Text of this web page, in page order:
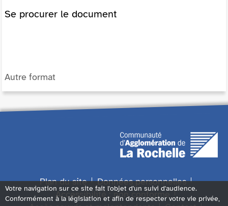
Se procurer le document
Autre format
Plan du site
Données personnelles
Accessibilité : non conforme
Votre navigation sur ce site fait l'objet d'un suivi d'audience.
Conformément à la législation et afin de respecter votre vie privée,